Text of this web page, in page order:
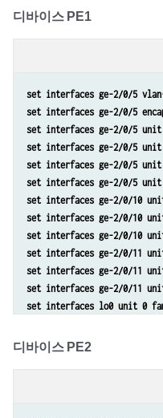
디바이스 PE1
set interfaces ge-2/0/5
set interfaces ge-2/0/5
set interfaces ge-2/0/5 unit
set interfaces ge-2/0/5 unit
set interfaces ge-2/0/5 unit
set interfaces ge-2/0/5 unit
set interfaces ge-2/0/10
set interfaces ge-2/0/10
set interfaces ge-2/0/10
set interfaces ge-2/0/11
set interfaces ge-2/0/11
set interfaces ge-2/0/11
set interfaces lo0 unit 0
set protocols mpls interface
디바이스 PE2